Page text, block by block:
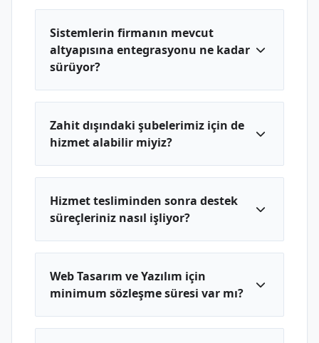
Sistemlerin firmanın mevcut
altyapısına entegrasyonu ne kadar
sürüyor?
Zahit dışındaki şubelerimiz için de
hizmet alabilir miyiz?
Hizmet tesliminden sonra destek
süreçleriniz nasıl işliyor?
Web Tasarım ve Yazılım için
minimum sözleşme süresi var mı?